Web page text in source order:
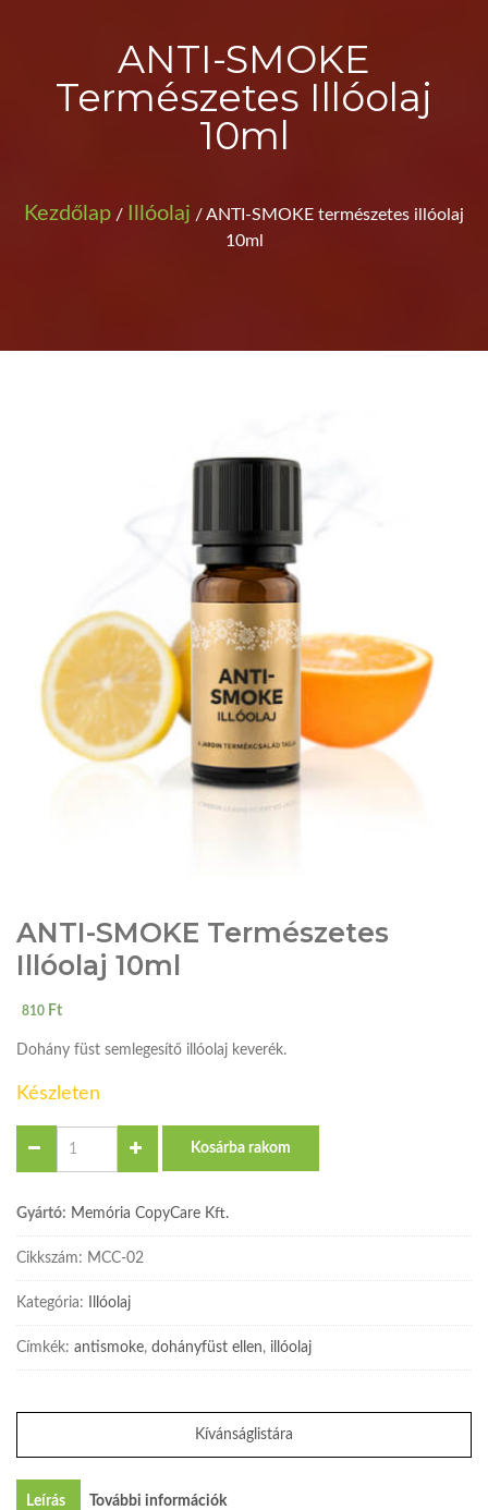
ANTI-SMOKE
Természetes Illóolaj
10ml
Kezdőlap / Illóolaj / ANTI-SMOKE természetes illóolaj
10ml
ANTI-SMOKE Természetes
Illóolaj 10ml
810 Ft
Dohány füst semlegesítő illóolaj keverék.
Készleten
Kosárba rakom
Gyártó: Memória CopyCare Kft.
Cikkszám: MCC-02
Kategória: Illóolaj
Címkék: antismoke, dohányfüst ellen, illóolaj
Kívánságlistára
Leírás További információk